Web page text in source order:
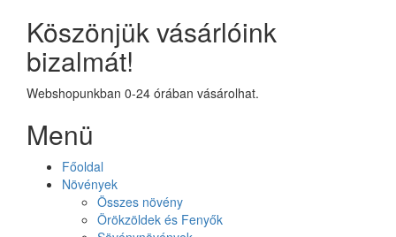
Köszönjük vásárlóink
bizalmát!
Webshopunkban 0-24 órában vásárolhat.
Menü
Főoldal
Növények
Összes növény
Örökzöldek és Fenyők